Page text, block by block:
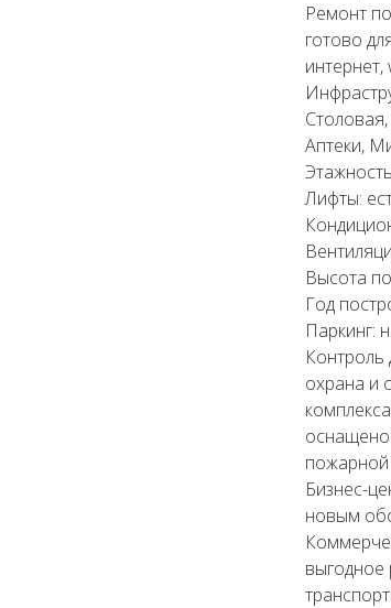
Ремонт
готово
Аптеки,
Лифты:
Высота
Год
Паркинг:
Контроль
охрана и
оснащено
пожарной
Бизнес-
новым
выгодное